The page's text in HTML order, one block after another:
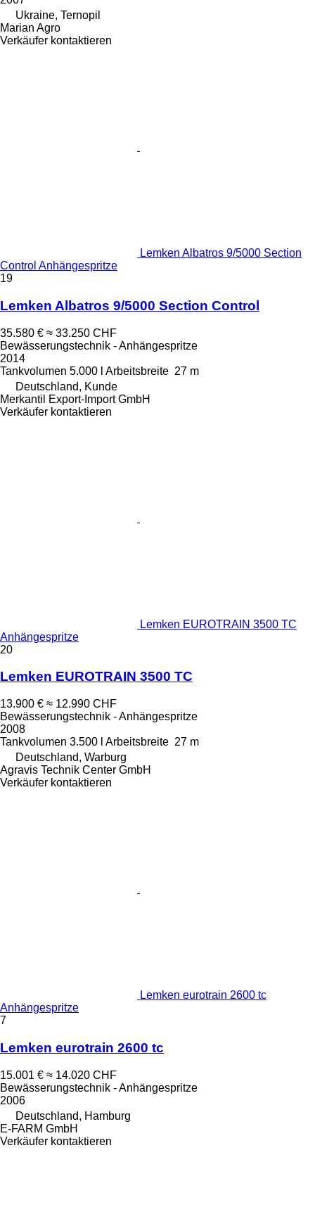
Ukraine, Ternopil
Marian Agro
Verkäufer kontaktieren
Lemken Albatros 9/5000 Section
Control Anhängespritze
19
Lemken Albatros 9/5000 Section Control
35.580 € ≈ 33.250 CHF
Bewässerungstechnik - Anhängespritze
2014
Tankvolumen 5.000 l Arbeitsbreite 27 m
Deutschland, Kunde
Merkantil Export-Import GmbH
Verkäufer kontaktieren
Lemken EUROTRAIN 3500 TC
Anhängespritze
20
Lemken EUROTRAIN 3500 TC
13.900 € ≈ 12.990 CHF
Bewässerungstechnik - Anhängespritze
2008
Tankvolumen 3.500 l Arbeitsbreite 27 m
Deutschland, Warburg
Agravis Technik Center GmbH
Verkäufer kontaktieren
Lemken eurotrain 2600 tc
Anhängespritze
7
Lemken eurotrain 2600 tc
15.001 € ≈ 14.020 CHF
Bewässerungstechnik - Anhängespritze
2006
Deutschland, Hamburg
E-FARM GmbH
Verkäufer kontaktieren